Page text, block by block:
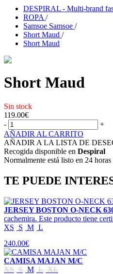
DESPIRAL - Multi-brand
ROPA /
Samsoe Samsoe /
Short Maud /
Short Maud
Short Maud
Sin stock
119.00€
-
+
AÑADIR AL CARRITO
AÑADIR A LA LISTA DE
Recogida disponible en Despiral
Normalmente está listo en 24
TE PUEDE
JERSEY BOSTON O-NECK
cachemira. Este producto tiene
XS
S M L
240.00€
CAMISA MAJAN M/C
XS S M L XL